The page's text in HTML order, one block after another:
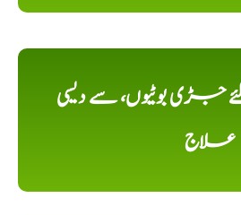
جڑی بوٹیوں، سے دیسی
علاج